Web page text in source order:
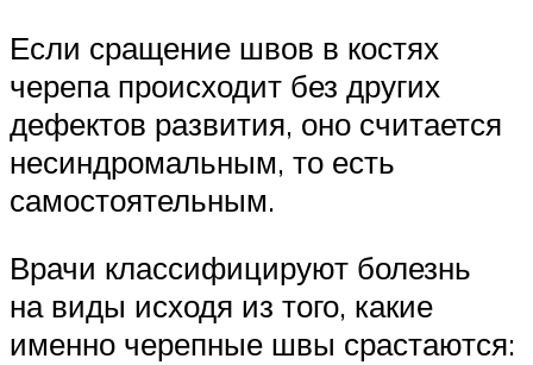
Если сращение швов в костях
черепа происходит без других
дефектов развития, оно считается
несиндромальным, то есть
самостоятельным.
Врачи классифицируют болезнь
на виды исходя из того, какие
именно черепные швы срастаются: